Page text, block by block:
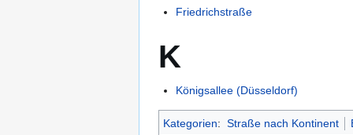
Friedrichstraße
K
Königsallee (Düsseldorf)
Kategorien: Straße nach Kontinent